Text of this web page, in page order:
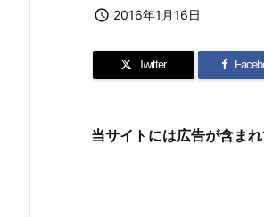
 2016年1月16日
Twitter
当サイトには広告が含まれ